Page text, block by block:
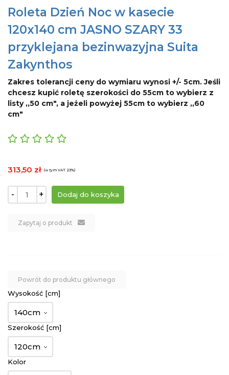
Roleta Dzień Noc w kasecie
120x140 cm JASNO SZARY 33
przyklejana bezinwazyjna Suita
Zakynthos
Zakres tolerancji ceny do wymiaru wynosi +/- 5cm. Jeśli
chcesz kupić roletę szerokości do 55cm to wybierz z
listy ,,50 cm", a jeżeli powyżej 55cm to wybierz ,,60
cm"
313,50 zł (w tym VAT 23%)
- +
Zapytaj o produkt
Powrót do produktu głównego
Wysokość [cm]
140cm
Szerokość [cm]
120cm
Kolor